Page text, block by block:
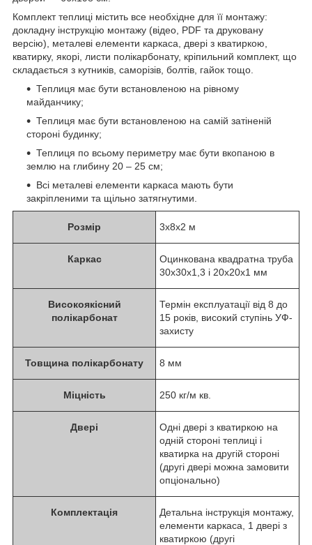
Комплект теплиці містить все необхідне для її монтажу:
докладну інструкцію монтажу (відео, PDF та друковану
версію), металеві елементи каркаса, двері з кватиркою,
кватирку, якорі, листи полікарбонату, кріпильний комплект, що
складається з кутників, саморізів, болтів, гайок тощо.
Теплиця має бути встановленою на рівному
майданчику;
Теплиця має бути встановленою на самій затіненій
стороні будинку;
Теплиця по всьому периметру має бути вкопаною в
землю на глибину 20 – 25 см;
Всі металеві елементи каркаса мають бути
закріпленими та щільно затягнутими.
Розмір 3x8x2 м
Каркас
Оцинкована квадратна труба
30x30x1,3 і 20x20x1 мм
Високоякісний
полікарбонат
Термін експлуатації від 8 до
15 років, високий ступінь УФ-
захисту
Товщина полікарбонату 8 мм
Міцність 250 кг/м кв.
Двері
Одні двері з кватиркою на
одній стороні теплиці і
кватирка на другій стороні
(другі двері можна замовити
опціонально)
Комплектація
Детальна інструкція монтажу,
елементи каркаса, 1 двері з
кватиркою (другі